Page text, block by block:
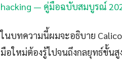
hacking — คู่มือฉบับสมบูรณ์
ในบทความนี้ผมจะอธิบาย
มือใหม่ต้องรู้ไปจนถึงกลยุทธ์ขั้น